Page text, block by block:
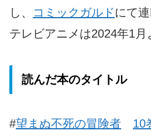
し、
コミックガルドにて連
テレビアニメは2024年1月
読んだ本のタイトル
#望まぬ不死の冒険者
10